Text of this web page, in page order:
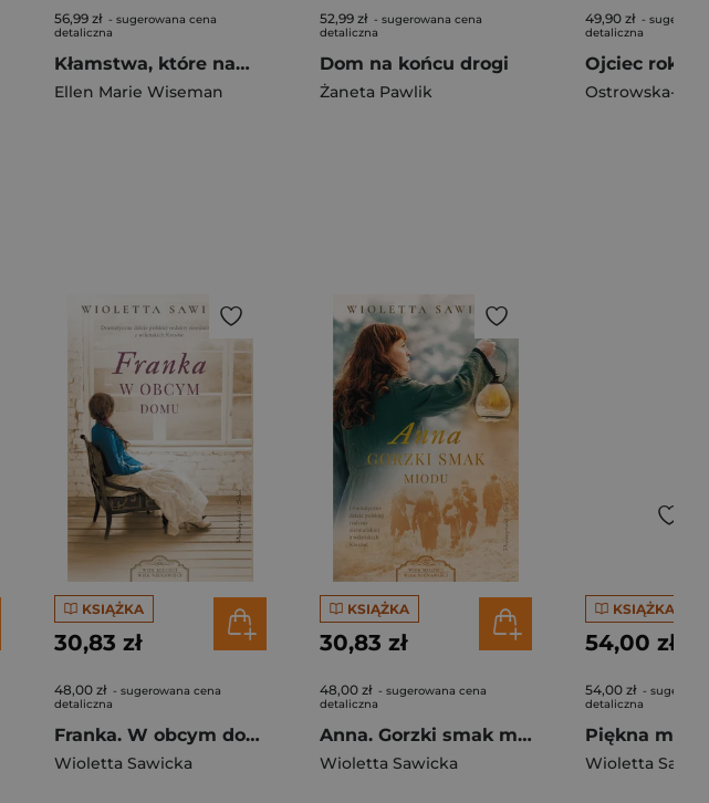
56,99 zł - sugerowana cena
detaliczna
Kłamstwa, które nam wmawiano
Ellen Marie Wiseman
52,99 zł - sugerowana cena
detaliczna
Dom na końcu drogi
Żaneta Pawlik
49,90 zł -
detaliczna
Ojciec roku
KSIĄŻKA
30,83 zł
48,00 zł - sugerowana cena
detaliczna
Franka. W obcym domu
Wioletta Sawicka
KSIĄŻKA
30,83 zł
48,00 zł - sugerowana cena
detaliczna
Anna. Gorzki smak miodu. Wiek miłości, wiek nienawiści
Wioletta Sawicka
KSIĄŻKA
54,00 zł
54,00 zł -
detaliczna
Wioletta